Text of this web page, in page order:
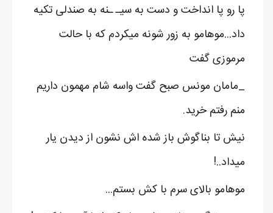
پا رو پا انداخت و دست به سیـ ـنه به صندلی تکیه
داد...موهامو به زور شونه میکردم که با حالت
مرموزی گفت
_مامان مونس صبح گفت واسه شام مهمون داریم
منم رفتم خرید.
نیش تا بناگوش باز شده اش نشون از دیدن یار
میداد..!
موهامو بالای سرم با کش بستم...